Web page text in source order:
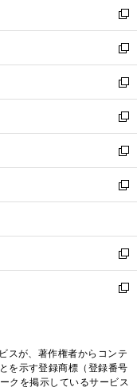
く
で
開
く
ド
ウ
で
開
く
ィ
ン
ド
ウ
で
開
く
い
ウ
ィ
ン
ド
ウ
で
開
く
新
し
い
ウ
ィ
ン
ド
ウ
で
開
く
新
し
い
ウ
ィ
ン
ド
ウ
で
開
新
し
い
ウ
ィ
ン
ド
ウ
開
く
新
し
い
ウ
ィ
ン
ウ
で
開
く
新
し
い
ウ
ン
ド
ウ
で
新
し
ウ
ィ
ン
ド
く
新
し
い
ド
ウ
新
ィ
ン
スが、著作権者からコンテ
を示す登録商標（登録番号
クを掲示しているサービス